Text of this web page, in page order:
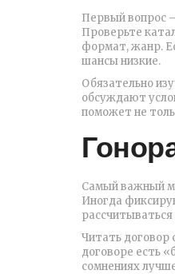
Первый вопрос
Проверьте
формат, жанр.
шансы низкие.
Обязательно
обсуждают
поможет не
Самый важный
Иногда
Читать договор
договоре есть
сомнениях